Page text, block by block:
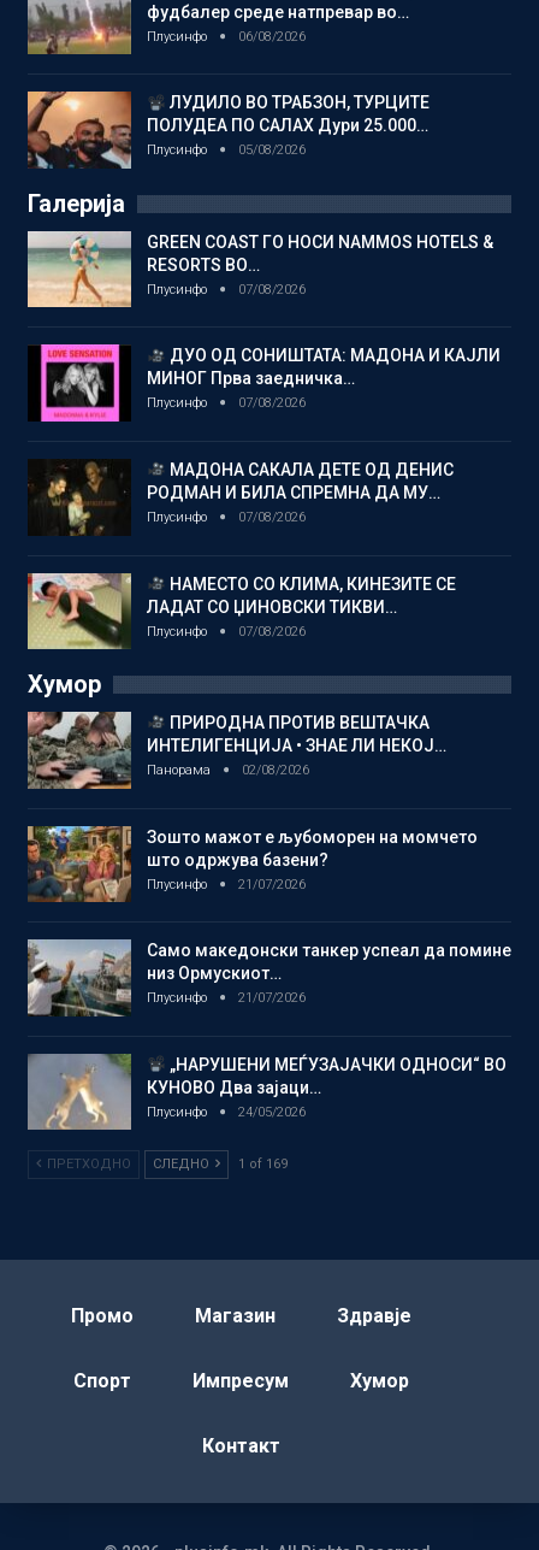
фудбалер среде натпревар во…
Плусинфо 06/08/2026
ЛУДИЛО ВО ТРАБЗОН, ТУРЦИТЕ
ПОЛУДЕА ПО САЛАХ Дури 25.000…
Плусинфо 05/08/2026
Галерија
GREEN COAST ГО НОСИ NAMMOS HOTELS &
RESORTS ВО…
Плусинфо 07/08/2026
ДУО ОД СОНИШТАТА: МАДОНА И КАЈЛИ
МИНОГ Прва заедничка…
Плусинфо 07/08/2026
МАДОНА САКАЛА ДЕТЕ ОД ДЕНИС
РОДМАН И БИЛА СПРЕМНА ДА МУ…
Плусинфо 07/08/2026
НАМЕСТО СО КЛИМА, КИНЕЗИТЕ СЕ
ЛАДАТ СО ЏИНОВСКИ ТИКВИ…
Плусинфо 07/08/2026
Хумор
ПРИРОДНА ПРОТИВ ВЕШТАЧКА
ИНТЕЛИГЕНЦИЈА • ЗНАЕ ЛИ НЕКОЈ…
Панорама 02/08/2026
Зошто мажот е љубоморен на момчето
што одржува базени?
Плусинфо 21/07/2026
Само македонски танкер успеал да помине
низ Ормускиот…
Плусинфо 21/07/2026
„НАРУШЕНИ МЕЃУЗАЈАЧКИ ОДНОСИ“ ВО
КУНОВО Два зајаци…
Плусинфо 24/05/2026
ПРЕТХОДНО СЛЕДНО 1 of 169
Промо Магазин Здравје
Спорт Импресум Хумор
Контакт